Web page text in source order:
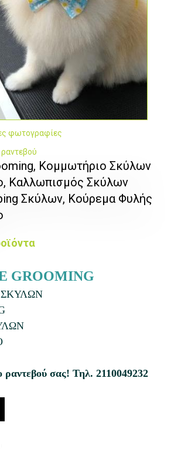
φωτογραφίες
Κομμωτήριο Σκύλων
Καλλωπισμός Σκύλων
Σκύλων, Κούρεμα Φυλής
GROOMING
ραντεβού σας! Τηλ. 2110049232